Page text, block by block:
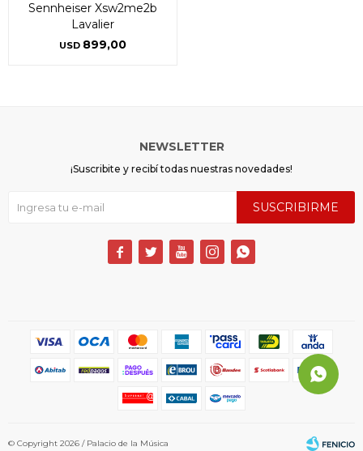
Sennheiser Xsw2me2b
Lavalier
USD 899,00
NEWSLETTER
¡Suscribite y recibí todas nuestras novedades!
SUSCRIBIRME
    
© Copyright 2026 / Palacio de la Música